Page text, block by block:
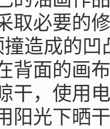
取必要的
撞造成的
背面的画
干，使用
阳光下晒